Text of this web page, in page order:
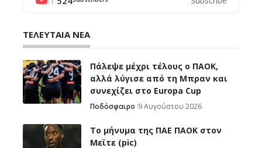
ΤΕΛΕΥΤΑΙΑ ΝΕΑ
Πάλεψε μέχρι τέλους ο ΠΑΟΚ,
αλλά λύγισε από τη Μπραν και
συνεχίζει στο Europa Cup
Ποδόσφαιρο 9 Αυγούστου 2026
Το μήνυμα της ΠΑΕ ΠΑΟΚ στον
Μεϊτε (pic)